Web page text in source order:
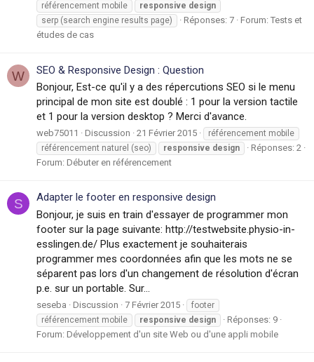
référencement mobile responsive design
serp (search engine results page)
Réponses: 7 Forum: Tests et
études de cas
W
SEO & Responsive Design : Question
Bonjour, Est-ce qu'il y a des répercutions SEO si le menu
principal de mon site est doublé : 1 pour la version tactile
et 1 pour la version desktop ? Merci d'avance.
web75011 Discussion 21 Février 2015
référencement mobile
référencement naturel (seo)
responsive design
Réponses: 2
Forum: Débuter en référencement
S
Adapter le footer en responsive design
Bonjour, je suis en train d'essayer de programmer mon
footer sur la page suivante: http://testwebsite.physio-in-
esslingen.de/ Plus exactement je souhaiterais
programmer mes coordonnées afin que les mots ne se
séparent pas lors d'un changement de résolution d'écran
p.e. sur un portable. Sur...
seseba Discussion 7 Février 2015
footer
référencement mobile
responsive design
Réponses: 9
Forum: Développement d'un site Web ou d'une appli mobile